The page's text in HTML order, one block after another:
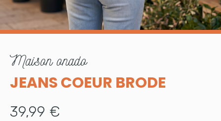
maison onado
JEANS COEUR BRODE
39,99 €